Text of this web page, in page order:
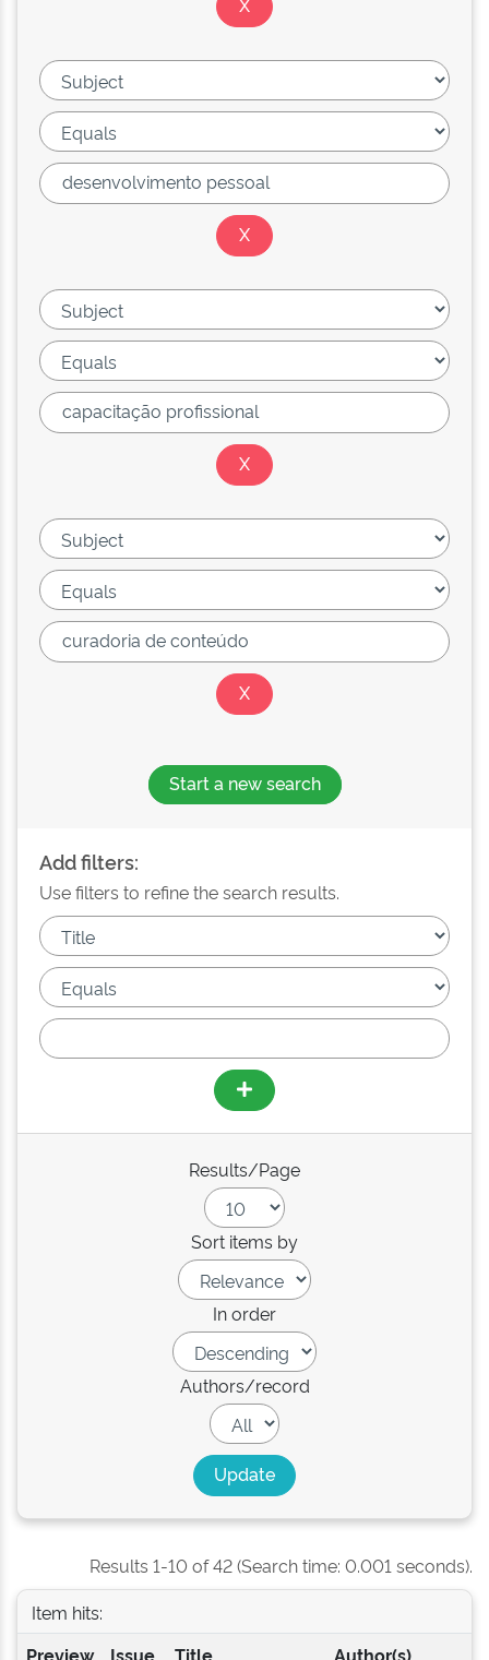
Start a new search
Add filters:
Use filters to refine the search results.
Results/Page
Sort items by
In order
Authors/record
Results 1-10 of 42 (Search time: 0.001 seconds).
Item hits:
Preview
Issue Title Author(s)